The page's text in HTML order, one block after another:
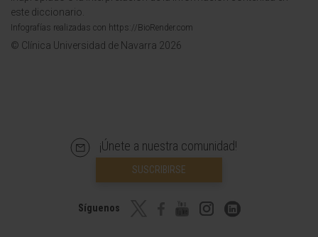
este diccionario.
Infografías realizadas con https://BioRender.com
© Clínica Universidad de Navarra 2026
¡Únete a nuestra comunidad!
SUSCRIBIRSE
Síguenos